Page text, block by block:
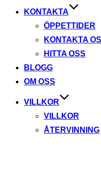
KONTAKTA
ÖPPETTIDER
KONTAKTA
HITTA OSS
BLOGG
OM OSS
VILLKOR
VILLKOR
ÅTERVINNING